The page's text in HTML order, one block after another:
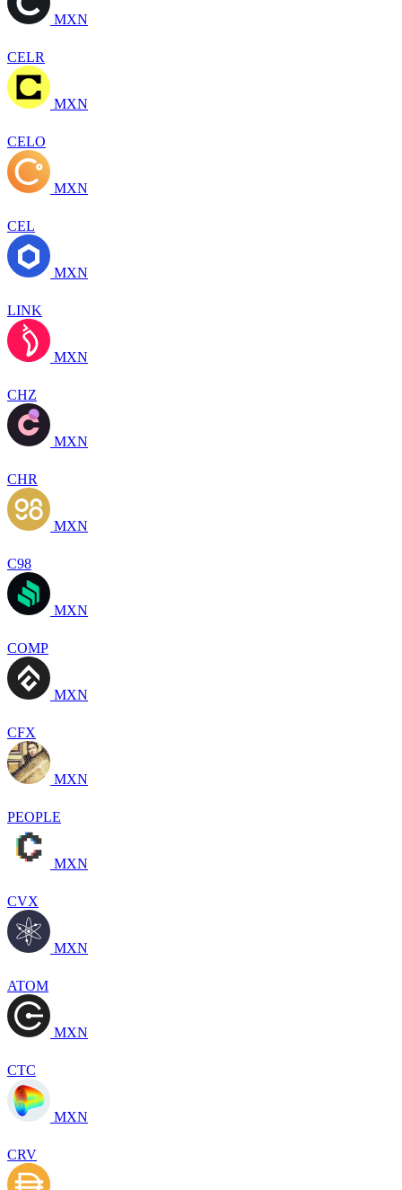
MXN
CELR
MXN
CELO
MXN
CEL
MXN
LINK
MXN
CHZ
MXN
CHR
MXN
C98
MXN
COMP
MXN
CFX
MXN
PEOPLE
MXN
CVX
MXN
ATOM
MXN
CTC
MXN
CRV